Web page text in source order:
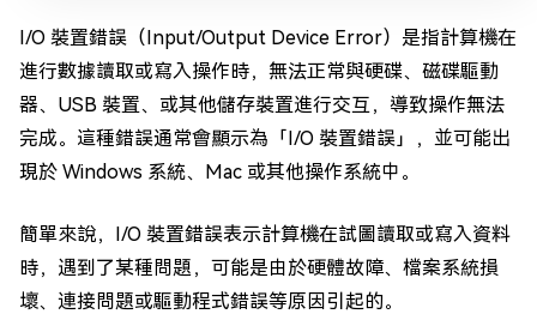
I/O 裝置錯誤（Input/Output Device Error）是指計算機在
進行數據讀取或寫入操作時，無法正常與硬碟、磁碟驅動
器、USB 裝置、或其他儲存裝置進行交互，導致操作無法
完成。這種錯誤通常會顯示為「I/O 裝置錯誤」，並可能出
現於 Windows 系統、Mac 或其他操作系統中。
簡單來說，I/O 裝置錯誤表示計算機在試圖讀取或寫入資料
時，遇到了某種問題，可能是由於硬體故障、檔案系統損
壞、連接問題或驅動程式錯誤等原因引起的。